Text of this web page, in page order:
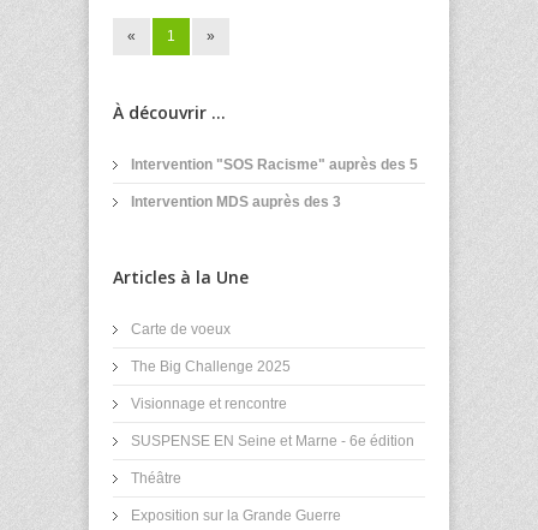
« 1 »
À découvrir ...
Intervention "SOS Racisme" auprès des 5
Intervention MDS auprès des 3
Articles à la Une
Carte de voeux
The Big Challenge 2025
Visionnage et rencontre
SUSPENSE EN Seine et Marne - 6e édition
Théâtre
Exposition sur la Grande Guerre